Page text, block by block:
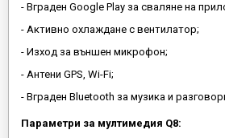
- Вграден Google Play за сваляне на
- Активно охлаждане с вентилатор;
- Изход за външен микрофон;
- Антени GPS, Wi-Fi;
- Вграден Bluetooth за музика и
Параметри за мултимедия Q8: